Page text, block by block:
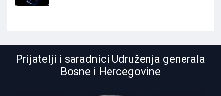
Prijatelji i saradnici Udruženja generala
Bosne i Hercegovine